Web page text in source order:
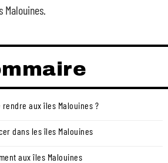
Malouines.
rendre aux îles Malouines ?
dans les îles Malouines
aux îles Malouines